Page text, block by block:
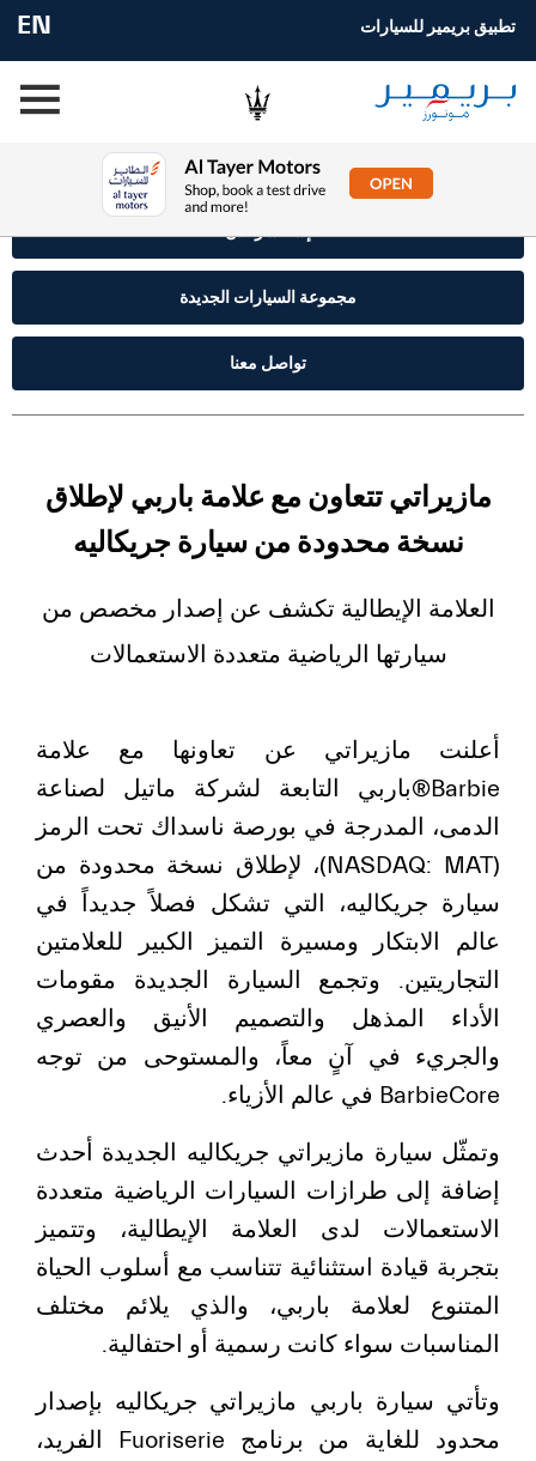
EN تطبيق بريمير للسيارات
إستفسر الآن
مجموعة السيارات الجديدة
تواصل معنا
مازيراتي تتعاون مع علامة باربي لإطلاق
نسخة محدودة من سيارة جريكاليه
العلامة الإيطالية تكشف عن إصدار مخصص من
سيارتها الرياضية متعددة الاستعمالات
أعلنت مازيراتي عن تعاونها مع علامة
Barbie®باربي التابعة لشركة ماتيل لصناعة
الدمى، المدرجة في بورصة ناسداك تحت الرمز
(NASDAQ: MAT)، لإطلاق نسخة محدودة من
سيارة جريكاليه، التي تشكل فصلاً جديداً في
عالم الابتكار ومسيرة التميز الكبير للعلامتين
التجاريتين. وتجمع السيارة الجديدة مقومات
الأداء المذهل والتصميم الأنيق والعصري
والجريء في آنٍ معاً، والمستوحى من توجه
BarbieCore في عالم الأزياء.
وتمثّل سيارة مازيراتي جريكاليه الجديدة أحدث
إضافة إلى طرازات السيارات الرياضية متعددة
الاستعمالات لدى العلامة الإيطالية، وتتميز
بتجربة قيادة استثنائية تتناسب مع أسلوب الحياة
المتنوع لعلامة باربي، والذي يلائم مختلف
المناسبات سواء كانت رسمية أو احتفالية.
وتأتي سيارة باربي مازيراتي جريكاليه بإصدار
محدود للغاية من برنامج Fuoriserie الفريد،